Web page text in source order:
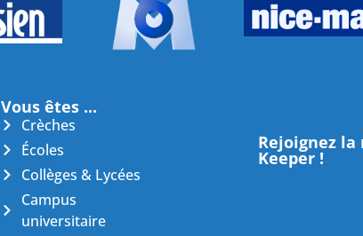
Vous êtes ...
Crèches
Écoles
Collèges & Lycées
Campus
universitaire
Rejoignez
Keeper !